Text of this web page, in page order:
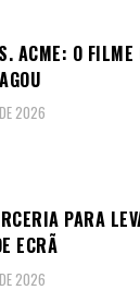
ACME: O FILME
2026
PARA
ECRÃ
2026